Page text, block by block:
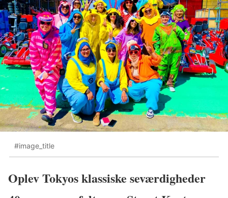
#image_title
Oplev Tokyos klassiske seværdigheder